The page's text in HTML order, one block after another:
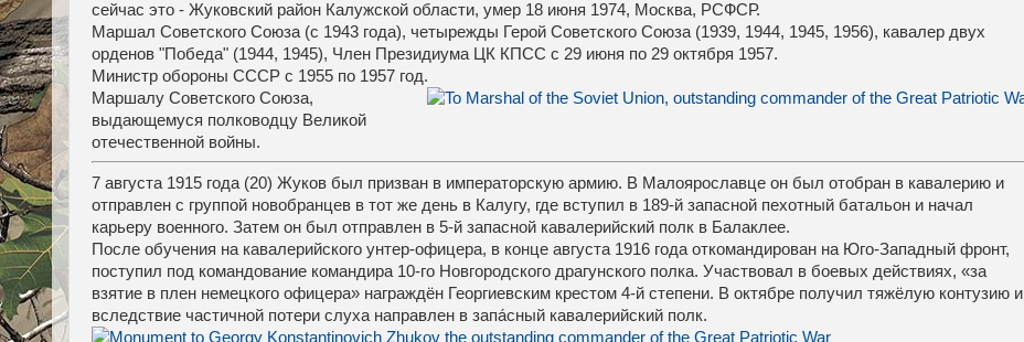
сейчас это - Жуковский район Калужской области, умер 18 июня 1974, Москва, РСФСР.
Маршал Советского Союза (с 1943 года), четырежды Герой Советского Союза (1939, 1944, 1945, 1956), кавалер двух
орденов "Победа" (1944, 1945), Член Президиума ЦК КПСС с 29 июня по 29 октября 1957.
Министр обороны СССР с 1955 по 1957 год.
Маршалу Советского Союза,
выдающемуся полководцу Великой
отечественной войны.
7 августа 1915 года (20) Жуков был призван в императорскую армию. В Малоярославце он был отобран в кавалерию и
отправлен с группой новобранцев в тот же день в Калугу, где вступил в 189-й запасной пехотный батальон и начал
карьеру военного. Затем он был отправлен в 5-й запасной кавалерийский полк в Балаклее.
После обучения на кавалерийского унтер-офицера, в конце августа 1916 года откомандирован на Юго-Западный фронт,
поступил под командование командира 10-го Новгородского драгунского полка. Участвовал в боевых действиях, «за
взятие в плен немецкого офицера» награждён Георгиевским крестом 4-й степени. В октябре получил тяжёлую контузию и
вследствие частичной потери слуха направлен в запа́сный кавалерийский полк.